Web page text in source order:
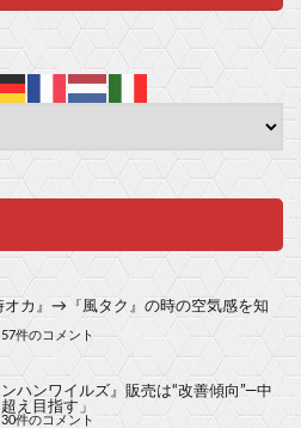
オカ』→『風タク』の時の空気感を知
57件のコメント
ハンワイルズ』販売は“改善傾向”―中
え目指す」
30件のコメント